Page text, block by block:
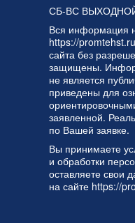
СБ-ВС
Вся информация
https://
сайта без
защищены.
не является
приведены для
заявленной.
по Вашей заявке.
Вы принимаете
и обработки
оставляете свои
на сайте https://